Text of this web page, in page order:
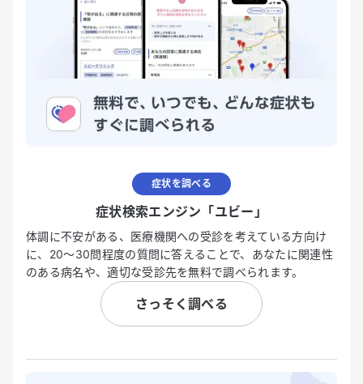
症状を調べる
症状検索エンジン「ユビー」
体調に不安がある、医療機関への受診を考えている方向け
に、20〜30問程度の質問に答えることで、あなたに関連性
のある病名や、適切な受診先を無料で調べられます。
さっそく調べる